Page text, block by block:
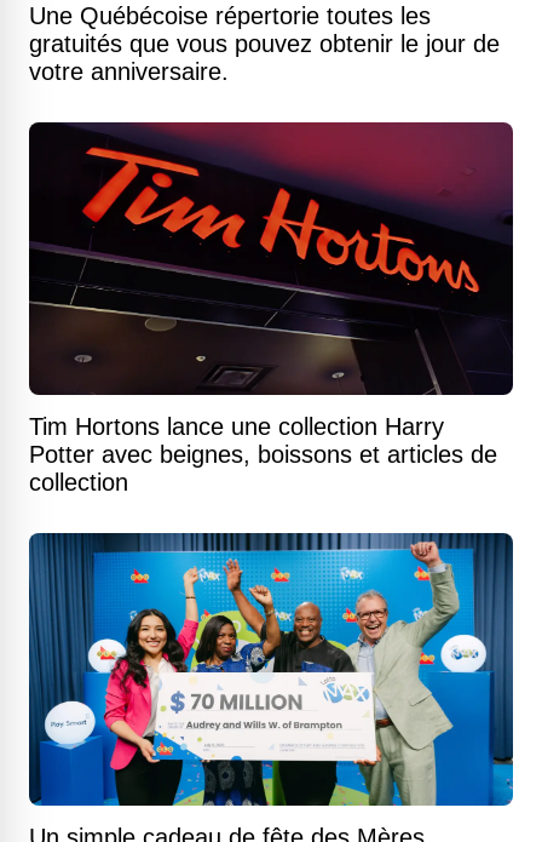
Une Québécoise répertorie toutes les
gratuités que vous pouvez obtenir le jour de
votre anniversaire.
Tim Hortons lance une collection Harry
Potter avec beignes, boissons et articles de
collection